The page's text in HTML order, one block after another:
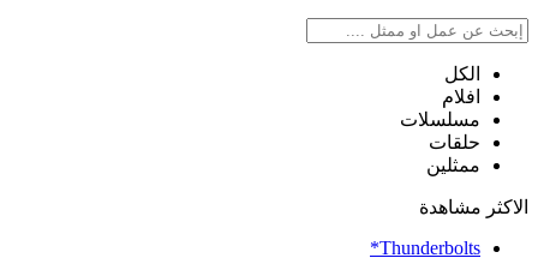
الكل
افلام
مسلسلات
حلقات
ممثلين
الاكثر مشاهدة
Thunderbolts*